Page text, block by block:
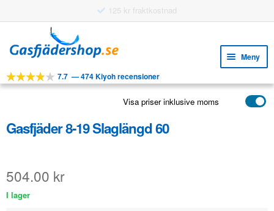
125 kr fraktkostnad
till
navigering
till
innehåll
Meny
VERKTYG
APPLIKATIONER
VANLIGA FRÅGOR
7.7 —474 Kiyoh recensioner
Visa priser inklusive moms
Gasfjäder 8-19 Slaglängd 60
504.00 kr
I lager